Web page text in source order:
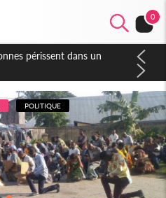
0
de la fête nationale
contre les produits
POLITIQUE